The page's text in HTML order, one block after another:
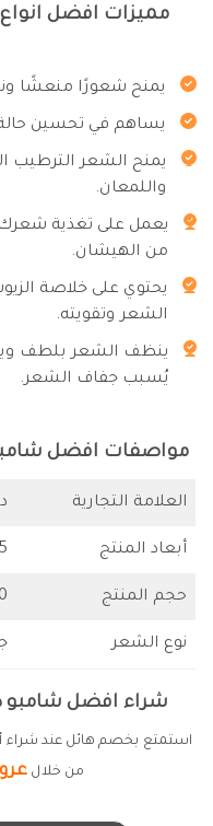
مميزات افضل
يمنح شعورًا منعشًا
يساهم في تحسين
يمنح الشعر الترطيب
واللمعان.
يعمل على تغذية
من الهيشان.
يحتوي على خلاصة
الشعر وتقويته.
ينظف الشعر بلطف
يُسبب جفاف الشعر.
مواصفات افضل
العلامة التجارية
أبعاد المنتج 7,5
حجم المنتج
نوع الشعر
شراء افضل شامبو
استمتع بخصم هائل عند
من خلال